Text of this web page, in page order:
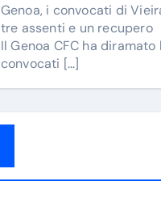
Genoa, i convocati di
tre assenti e un recupero
Il Genoa CFC ha diramato
convocati […]